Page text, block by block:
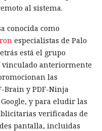
al sistema.
conocida como
especialistas de Palo
está el grupo
vinculado anteriormente
las
Brain y PDF-Ninja
y para eludir las
verificadas de
pantalla, incluidas